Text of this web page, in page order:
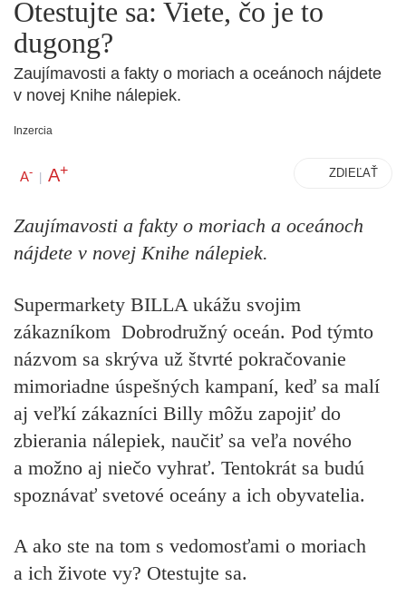
Otestujte sa: Viete, čo je to
dugong?
Zaujímavosti a fakty o moriach a oceánoch nájdete
v novej Knihe nálepiek.
Inzercia
A- | A+ ZDIEĽAŤ
Zaujímavosti a fakty o moriach a oceánoch
nájdete v novej Knihe nálepiek.
Supermarkety BILLA ukážu svojim
zákazníkom Dobrodružný oceán. Pod týmto
názvom sa skrýva už štvrté pokračovanie
mimoriadne úspešných kampaní, keď sa malí
aj veľkí zákazníci Billy môžu zapojiť do
zbierania nálepiek, naučiť sa veľa nového
a možno aj niečo vyhrať. Tentokrát sa budú
spoznávať svetové oceány a ich obyvatelia.
A ako ste na tom s vedomosťami o moriach
a ich živote vy? Otestujte sa.